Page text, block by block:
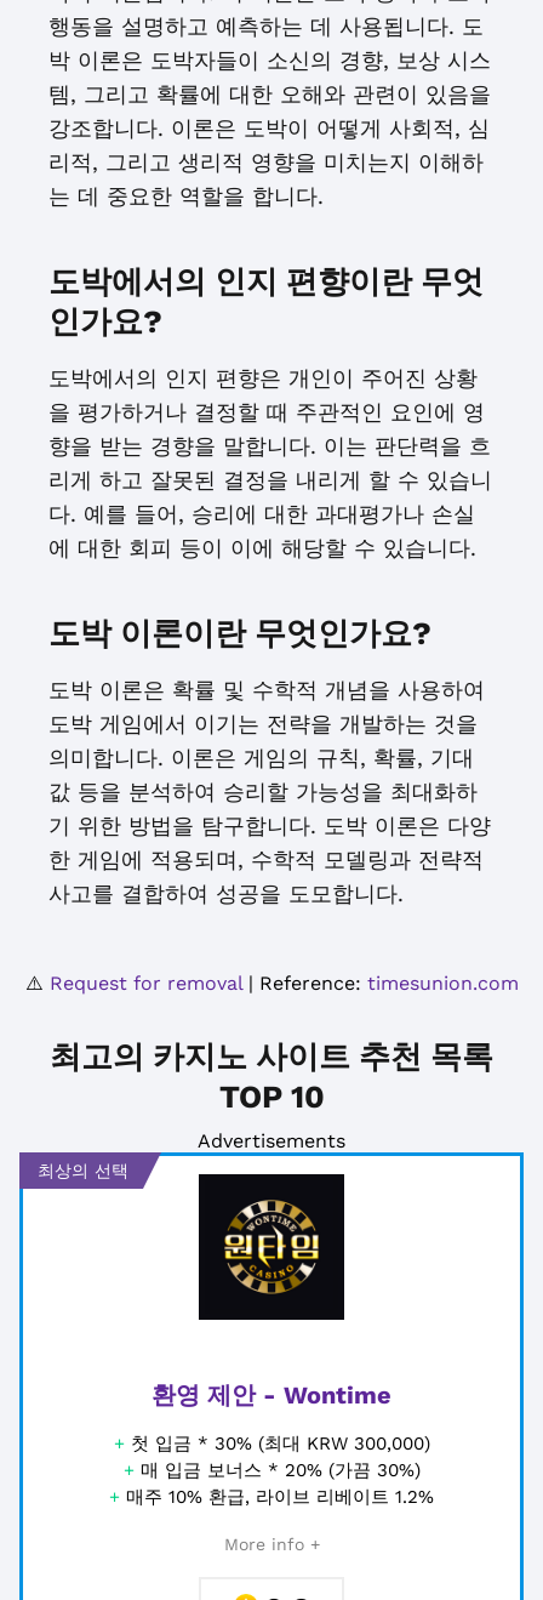
행동을 설명하고 예측하는 데 사용됩니다. 도
박 이론은 도박자들이 소신의 경향, 보상 시스
템, 그리고 확률에 대한 오해와 관련이 있음을
강조합니다. 이론은 도박이 어떻게 사회적, 심
리적, 그리고 생리적 영향을 미치는지 이해하
는 데 중요한 역할을 합니다.
도박에서의 인지 편향이란 무엇
인가요?
도박에서의 인지 편향은 개인이 주어진 상황
을 평가하거나 결정할 때 주관적인 요인에 영
향을 받는 경향을 말합니다. 이는 판단력을 흐
리게 하고 잘못된 결정을 내리게 할 수 있습니
다. 예를 들어, 승리에 대한 과대평가나 손실
에 대한 회피 등이 이에 해당할 수 있습니다.
도박 이론이란 무엇인가요?
도박 이론은 확률 및 수학적 개념을 사용하여
도박 게임에서 이기는 전략을 개발하는 것을
의미합니다. 이론은 게임의 규칙, 확률, 기대
값 등을 분석하여 승리할 가능성을 최대화하
기 위한 방법을 탐구합니다. 도박 이론은 다양
한 게임에 적용되며, 수학적 모델링과 전략적
사고를 결합하여 성공을 도모합니다.
⚠️ Request for removal| Reference: timesunion.com
최고의 카지노 사이트 추천 목록
TOP 10
Advertisements
최상의 선택
환영 제안 - Wontime
+ 첫 입금 * 30% (최대 KRW 300,000)
+ 매 입금 보너스 * 20% (가끔 30%)
+ 매주 10% 환급, 라이브 리베이트 1.2%
More info +